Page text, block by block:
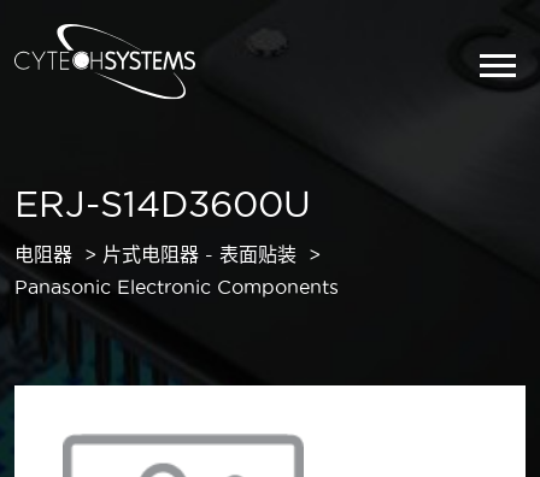
ERJ-S14D3600U
电阻器
片式电阻器 - 表面贴装
Panasonic Electronic Components